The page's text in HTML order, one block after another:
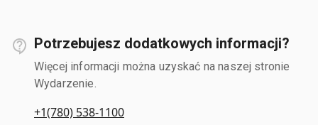
Potrzebujesz dodatkowych informacji?
Więcej informacji można uzyskać na naszej stronie
Wydarzenie.
+1(780) 538-1100